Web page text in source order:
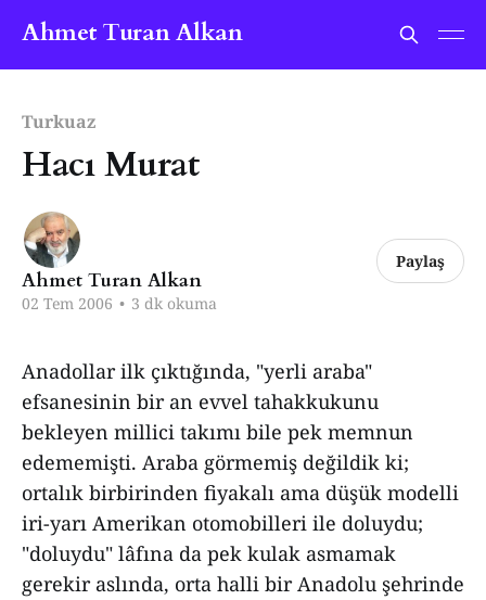
Ahmet Turan Alkan
Turkuaz
Hacı Murat
Ahmet Turan Alkan
02 Tem 2006 • 3 dk okuma
Paylaş
Anadollar ilk çıktığında, "yerli araba"
efsanesinin bir an evvel tahakkukunu
bekleyen millici takımı bile pek memnun
edememişti. Araba görmemiş değildik ki;
ortalık birbirinden fiyakalı ama düşük modelli
iri-yarı Amerikan otomobilleri ile doluydu;
"doluydu" lâfına da pek kulak asmamak
gerekir aslında, orta halli bir Anadolu şehrinde